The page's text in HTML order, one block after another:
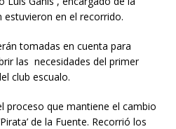
estuvieron en el recorrido.
tomadas en cuenta para
las necesidades del primer
club escualo.
proceso que mantiene el cambio
de la Fuente. Recorrió los